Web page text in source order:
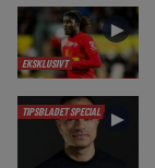
EKSKLUSIVT
►
TIPSBLADET SPECIAL ►